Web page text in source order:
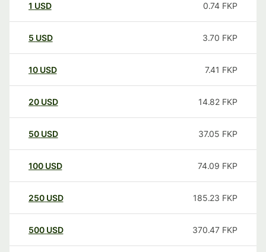
1 USD 0.74 FKP
5 USD 3.70 FKP
10 USD 7.41 FKP
20 USD 14.82 FKP
50 USD 37.05 FKP
100 USD 74.09 FKP
250 USD 185.23 FKP
500 USD 370.47 FKP